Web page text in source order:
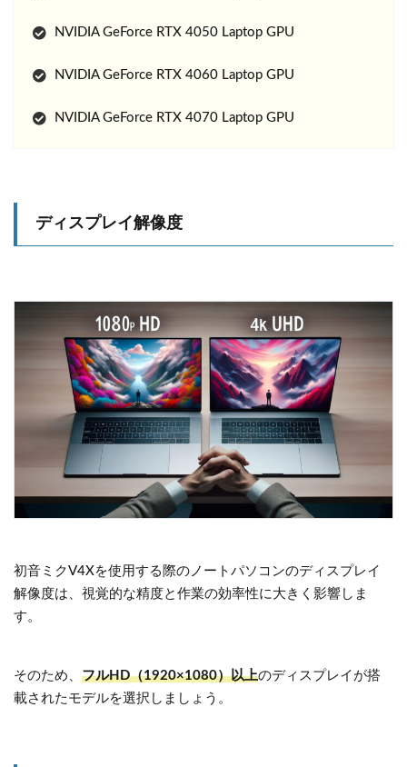
NVIDIA GeForce RTX 4050 Laptop GPU
NVIDIA GeForce RTX 4060 Laptop GPU
NVIDIA GeForce RTX 4070 Laptop GPU
ディスプレイ解像度
初音ミクV4Xを使用する際のノートパソコンのディスプレイ
解像度は、視覚的な精度と作業の効率性に大きく影響しま
す。
そのため、 フルHD（1920×1080）以上のディスプレイが搭
載されたモデルを選択しましょう。